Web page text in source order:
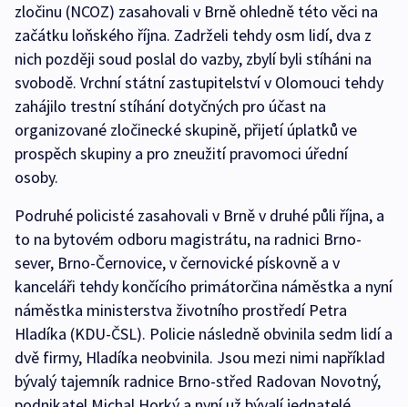
zločinu (NCOZ) zasahovali v Brně ohledně této věci na
začátku loňského října. Zadrželi tehdy osm lidí, dva z
nich později soud poslal do vazby, zbylí byli stíháni na
svobodě. Vrchní státní zastupitelství v Olomouci tehdy
zahájilo trestní stíhání dotyčných pro účast na
organizované zločinecké skupině, přijetí úplatků ve
prospěch skupiny a pro zneužití pravomoci úřední
osoby.
Podruhé policisté zasahovali v Brně v druhé půli října, a
to na bytovém odboru magistrátu, na radnici Brno-
sever, Brno-Černovice, v černovické pískovně a v
kanceláři tehdy končícího primátorčina náměstka a nyní
náměstka ministerstva životního prostředí Petra
Hladíka (KDU-ČSL). Policie následně obvinila sedm lidí a
dvě firmy, Hladíka neobvinila. Jsou mezi nimi například
bývalý tajemník radnice Brno-střed Radovan Novotný,